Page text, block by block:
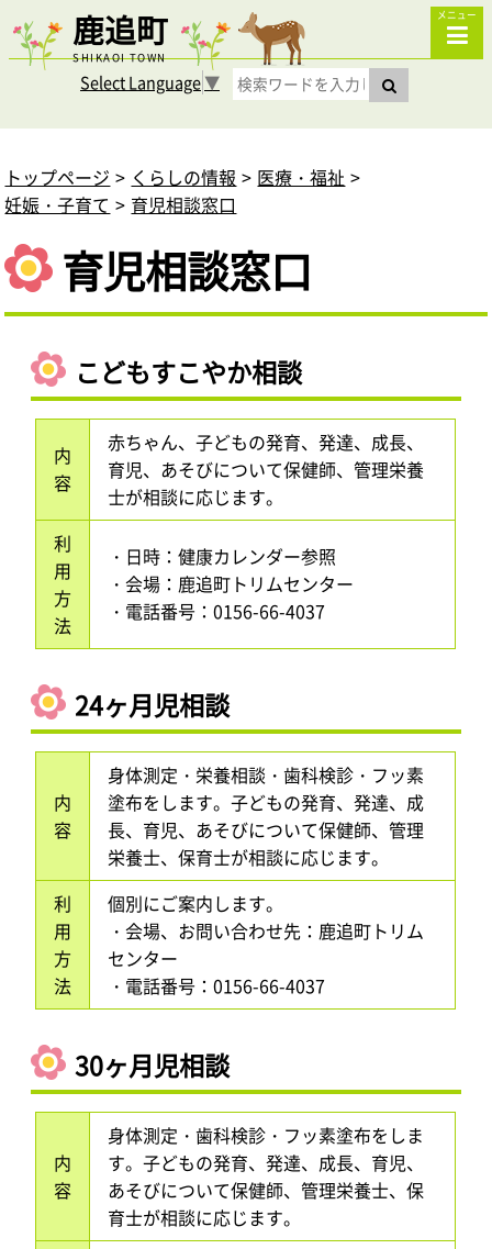
鹿追町
SHIKAOI TOWN
メニュー
Select Language▼
トップページ くらしの情報
医療・福祉
妊娠・子育て
育児相談窓口
育児相談窓口
こどもすこやか相談
内
容
赤ちゃん、子どもの発育、発達、成長、
育児、あそびについて保健師、管理栄養
士が相談に応じます。
利
用
方
法
・日時：健康カレンダー参照
・会場：鹿追町トリムセンター
・電話番号：0156-66-4037
24ヶ月児相談
内
容
身体測定・栄養相談・歯科検診・フッ素
塗布をします。子どもの発育、発達、成
長、育児、あそびについて保健師、管理
栄養士、保育士が相談に応じます。
利
用
方
法
個別にご案内します。
・会場、お問い合わせ先：鹿追町トリム
センター
・電話番号：0156-66-4037
30ヶ月児相談
内
容
身体測定・歯科検診・フッ素塗布をしま
す。子どもの発育、発達、成長、育児、
あそびについて保健師、管理栄養士、保
育士が相談に応じます。